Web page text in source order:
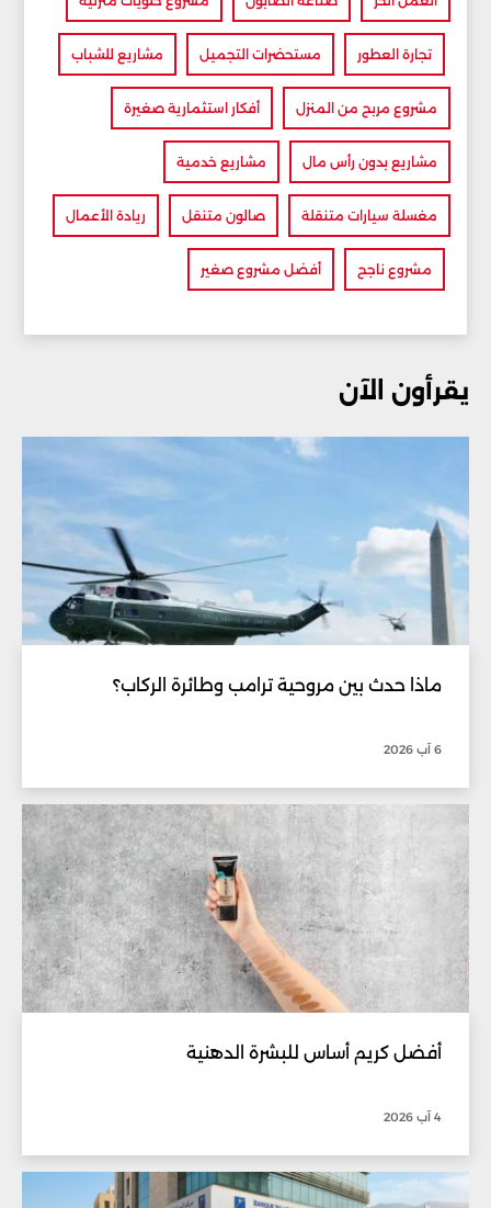
تجارة العطور مستحضرات التجميل مشاريع للشباب
مشروع مربح من المنزل أفكار استثمارية صغيرة
مشاريع بدون رأس مال مشاريع خدمية
مغسلة سيارات متنقلة صالون متنقل ريادة الأعمال
مشروع ناجح أفضل مشروع صغير
يقرأون الآن
ماذا حدث بين مروحية ترامب وطائرة الركاب؟
6 آب 2026
أفضل كريم أساس للبشرة الدهنية
4 آب 2026